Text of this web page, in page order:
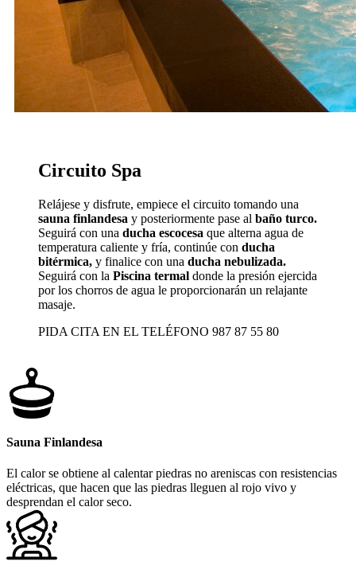
Circuito Spa
Relájese y disfrute, empiece el circuito tomando una
sauna finlandesa y posteriormente pase al baño turco.
Seguirá con una ducha escocesa que alterna agua de
temperatura caliente y fría, continúe con ducha
bitérmica, y finalice con una ducha nebulizada.
Seguirá con la Piscina termal donde la presión ejercida
por los chorros de agua le proporcionarán un relajante
masaje.
PIDA CITA EN EL TELÉFONO 987 87 55 80
Sauna Finlandesa
El calor se obtiene al calentar piedras no areniscas con resistencias
eléctricas, que hacen que las piedras lleguen al rojo vivo y
desprendan el calor seco.